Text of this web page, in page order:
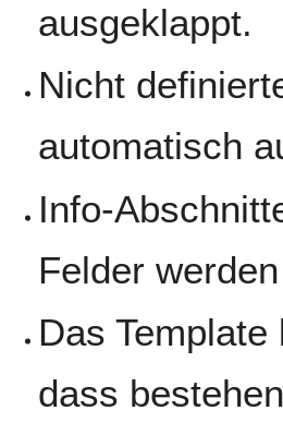
ausgeklappt.
Nicht
automatisch
Info-
Felder
Das
dass